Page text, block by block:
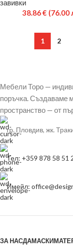
завивки
38.86€ (76.00
1 2
Мебели Торо —
поръчка. Създаваме
пространство — от
гр. Пловдив, жк.
Тел: +359 878 58 51
Имейл:
ЗА НАСДАМАСКИ